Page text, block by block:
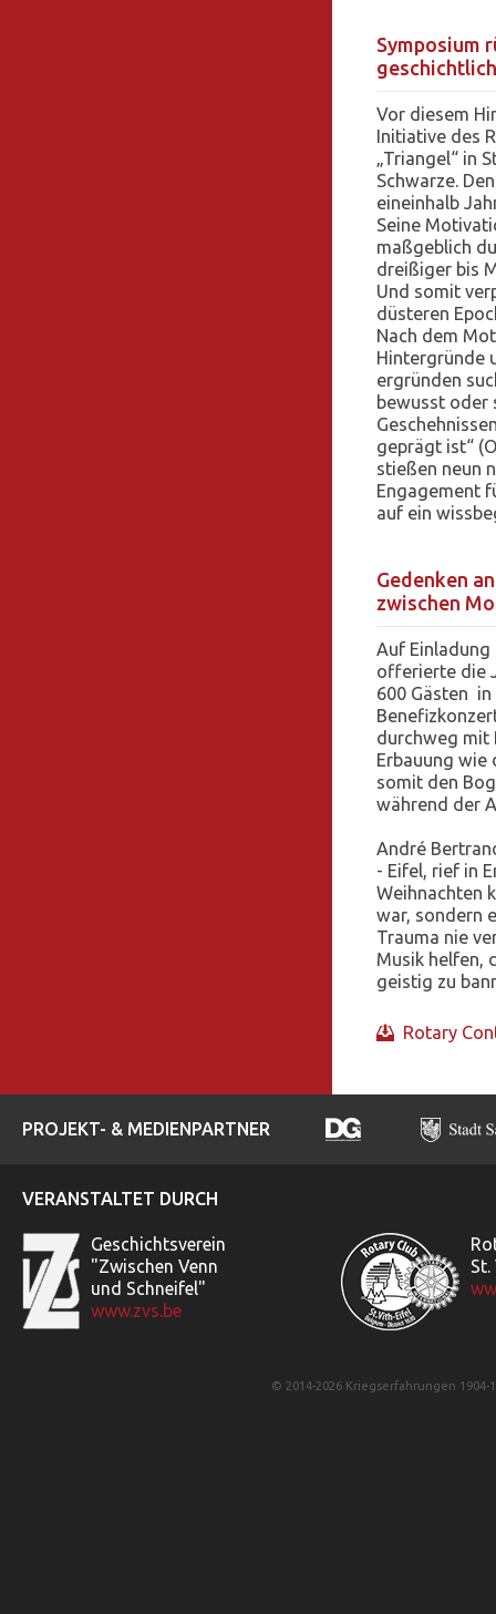
Symposium
Vor diesem
Initiative des
„Triangel“ in
Schwarze.
eineinhalb
Seine
maßgeblich
dreißiger bis
Und somit
düsteren
Nach dem
Hintergründe
ergründen
bewusst oder
geprägt ist“
stießen neun
Engagement
auf ein
Gedenken
zwischen
Auf Einladung
offerierte die
600 Gästen
durchweg mit
Erbauung wie
somit den
während der
André
- Eifel, rief in
Weihnachten
war, sondern
Trauma nie
Musik helfen,
geistig zu
Rotary
PROJEKT- & MEDIENPARTNER
VERANSTALTET DURCH
Geschichtsverein
"Zwischen Venn
und Schneifel"
www.zvs.be
© 2014-2026 Kriegserfahrungen 1904-